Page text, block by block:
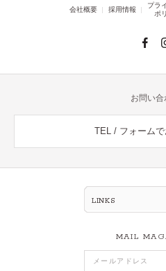
会社概要 採用情報
プラ
ポ
お問い合
TEL / フォーム
LINKS
MAIL